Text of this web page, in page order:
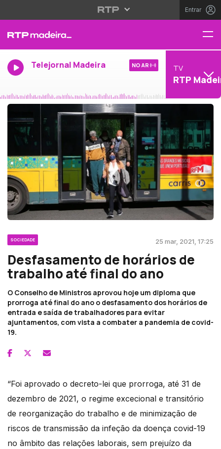
Entrar
Telejornal Madeira NO AR TV
RTP
SOCIEDADE 25 mar, 2021, 17:25
Desfasamento de horários de
trabalho até final do ano
O Conselho de Ministros aprovou hoje um diploma que
prorroga até final do ano o desfasamento dos horários de
entrada e saída de trabalhadores para evitar
ajuntamentos, com vista a combater a pandemia de covid-
19.
“Foi aprovado o decreto-lei que prorroga, até 31 de
dezembro de 2021, o regime excecional e transitório
de reorganização do trabalho e de minimização de
riscos de transmissão da infeção da doença covid-19
no âmbito das relações laborais, sem prejuízo da